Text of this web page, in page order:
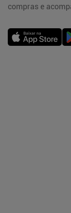
compras e